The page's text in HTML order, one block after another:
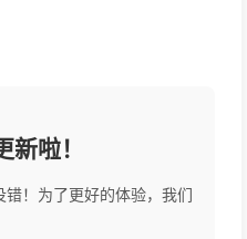
新啦！
！为了更好的体验，我们